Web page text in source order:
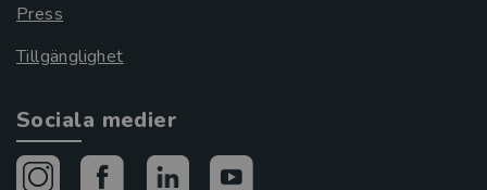
Press
Tillgänglighet
Sociala medier